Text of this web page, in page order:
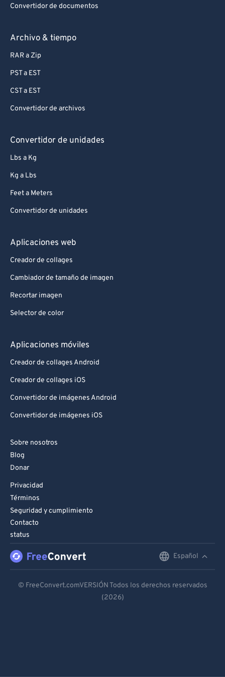
Convertidor de documentos
Archivo & tiempo
RAR a Zip
PST a EST
CST a EST
Convertidor de archivos
Convertidor de unidades
Lbs a Kg
Kg a Lbs
Feet a Meters
Convertidor de unidades
Aplicaciones web
Creador de collages
Cambiador de tamaño de imagen
Recortar imagen
Selector de color
Aplicaciones móviles
Creador de collages Android
Creador de collages iOS
Convertidor de imágenes Android
Convertidor de imágenes iOS
Sobre nosotros
Blog
Donar
Privacidad
Términos
Seguridad y cumplimiento
Contacto
status
Español
Español
© FreeConvert.comVERSIÓN Todos los derechos reservados
(2026)